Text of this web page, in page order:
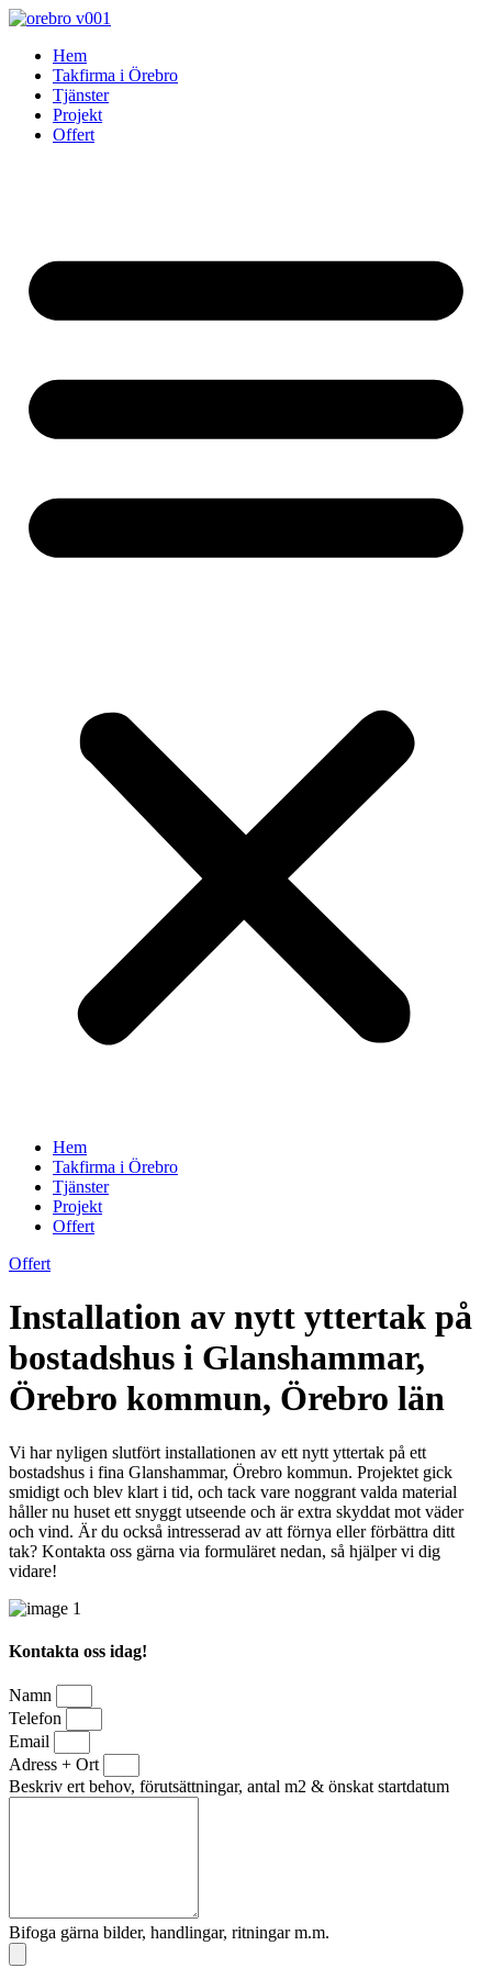
Skip
contentHem
Takfirma i Örebro
Tjänster
Projekt
Offert
Hem
Takfirma i Örebro
Tjänster
Projekt
Offert
Offert
Installation av nytt yttertak på
bostadshus i Glanshammar,
Örebro kommun, Örebro län
Vi har nyligen slutfört installationen av ett nytt yttertak på ett
bostadshus i fina Glanshammar, Örebro kommun. Projektet gick
smidigt och blev klart i tid, och tack vare noggrant valda material
håller nu huset ett snyggt utseende och är extra skyddat mot väder
och vind. Är du också intresserad av att förnya eller förbättra ditt
tak? Kontakta oss gärna via formuläret nedan, så hjälper vi dig
vidare!
Kontakta oss idag!
Namn
Telefon
Email
Adress + Ort
Beskriv ert behov, förutsättningar, antal m2 & önskat startdatum
Bifoga gärna bilder, handlingar, ritningar m.m.